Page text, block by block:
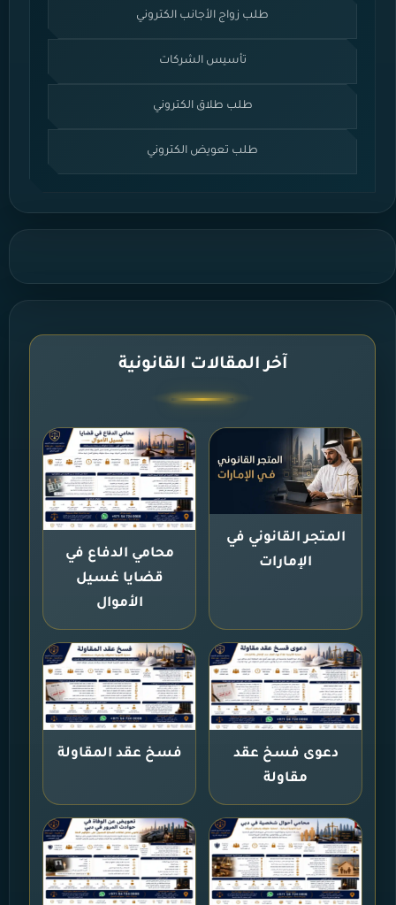
طلب زواج الأجانب الكتروني
تأسيس الشركات
طلب طلاق الكتروني
طلب تعويض الكتروني
آخر المقالات القانونية
المتجر القانوني في
الإمارات
محامي الدفاع في
قضايا غسيل
الأموال
دعوى فسخ عقد
مقاولة
فسخ عقد المقاولة